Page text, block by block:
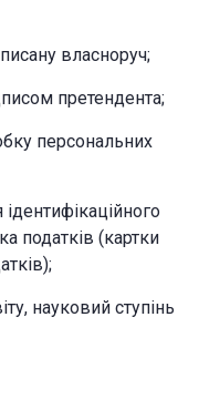
власноруч;
претендента;
персональних
податків (картки
науковий ступінь